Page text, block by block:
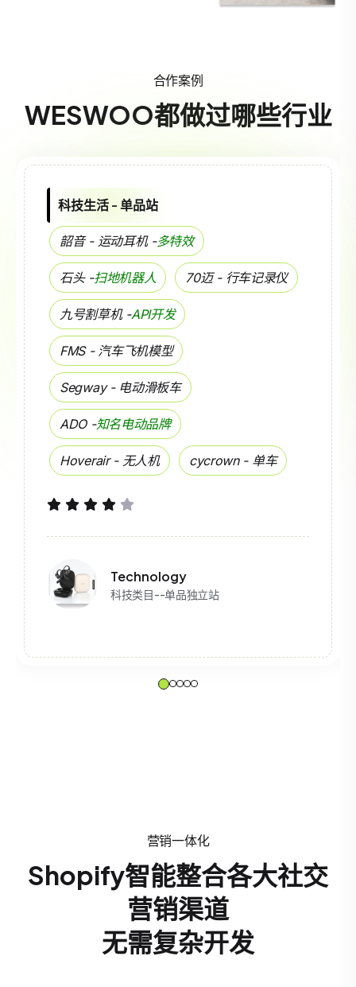
合作案例
WESWOO都做过哪些行业
科技生活 - 单品站
韶音 - 运动耳机 -多特效
石头 -扫地机器人 70迈 - 行车记录仪
九号割草机 -API开发
FMS - 汽车飞机模型
Segway - 电动滑板车
ADO -知名电动品牌
Hoverair - 无人机 cycrown - 单车
Technology
科技类目--单品独立站
营销一体化
Shopify智能整合各大社交
营销渠道
无需复杂开发